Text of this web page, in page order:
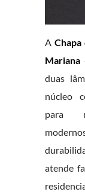
A Chapa
Mariana
duas
núcleo
para
atende